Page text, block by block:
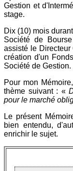
Gestion et
stage.
Dix (10) mois
Société de
assisté le
création d'un
Société de Gestion.
Pour mon
thème suivant : «
pour le marché
Le présent
bien entendu,
enrichir le sujet.